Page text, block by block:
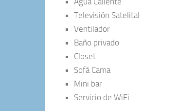
Televisión Satelital
Ventilador
Baño privado
Closet
Sofá Cama
Mini bar
Servicio de WiFi